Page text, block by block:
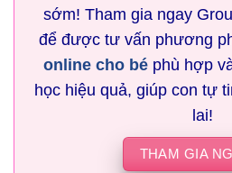
sớm! Tham gia ngay
để được tư vấn phương
online cho bé phù hợp
học hiệu quả, giúp con tự
lai!
THAM GIA